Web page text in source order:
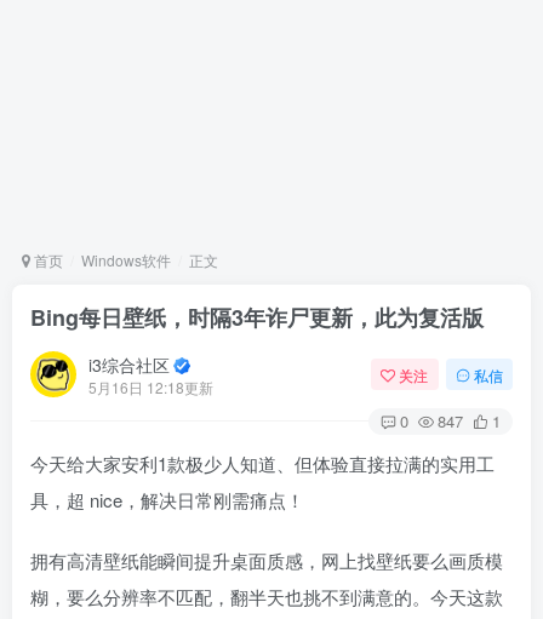
首页 Windows软件 正文
Bing每日壁纸，时隔3年诈尸更新，此为复活版
i3综合社区
5月16日 12:18更新
关注 私信
0 847 1
今天给大家安利1款极少人知道、但体验直接拉满的实用工
具，超 nice，解决日常刚需痛点！
拥有高清壁纸能瞬间提升桌面质感，网上找壁纸要么画质模
糊，要么分辨率不匹配，翻半天也挑不到满意的。今天这款